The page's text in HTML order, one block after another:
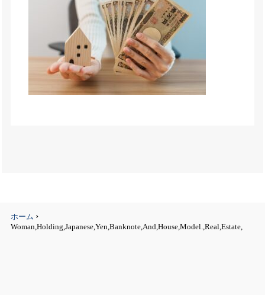
ホーム ›
Woman,Holding,Japanese,Yen,Banknote,And,House,Model.,Real,Estate,